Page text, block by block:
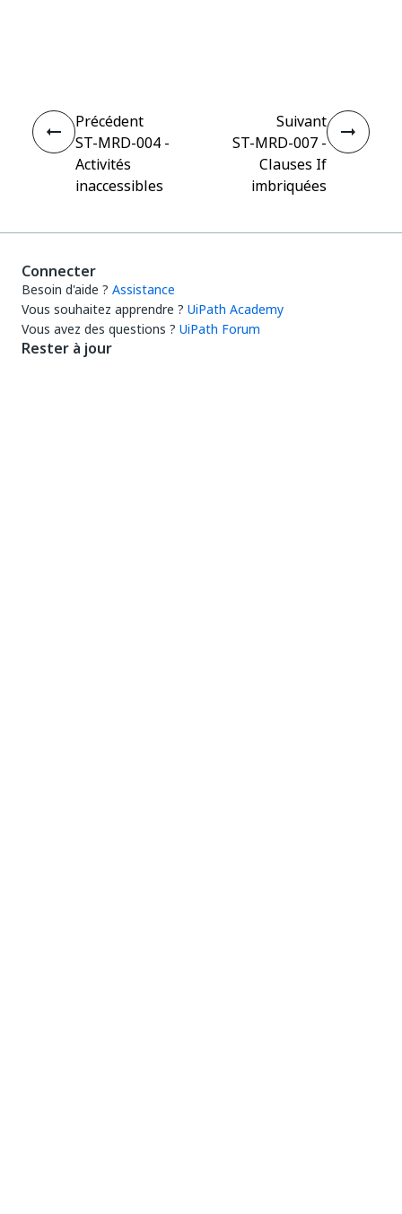
Précédent
ST-MRD-004 -
Activités
inaccessibles
Suivant
ST-MRD-007 -
Clauses If
imbriquées
Connecter
Besoin d'aide ? Assistance
Vous souhaitez apprendre ? UiPath Academy
Vous avez des questions ? UiPath Forum
Rester à jour